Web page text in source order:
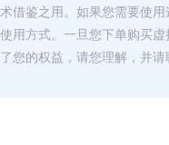
借鉴之用。如果您需要使
用方式。一旦您下单购买
您的权益，请您理解，并